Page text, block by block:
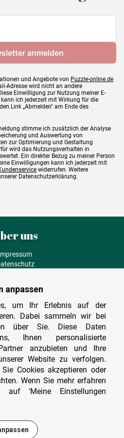
und Angebote von Puzzle-online.de
Adresse wird nicht an andere
Einwilligung zur Nutzung meiner E-
kann ich jederzeit mit Wirkung für die
Link „Abmelden" am Ende des
stimme ich zusätzlich der Analyse
und Auswertung von
zur Optimierung und Gestaltung
wird das Nutzungsverhalten in
Ein direkter Bezug zu meiner Person
Einwilligungen kann ich jederzeit mit
widerrufen. Weitere
Datenschutzerklärung.
uns
und Lieferung
Widerruf
Sitemap
& Support
erreichbar
4912 210
Formular
anpassen
um Ihr Erlebnis auf der
Dabei sammeln wir bei
über Sie. Diese Daten
Ihnen personalisierte
anzubieten und Ihre
Website zu verfolgen.
Cookies akzeptieren oder
Wenn Sie mehr erfahren
auf 'Meine Einstellungen